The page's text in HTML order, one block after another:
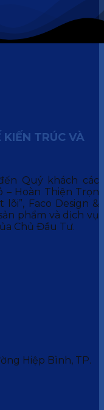
TRÚC VÀ
Quý khách các
– Hoàn Thiện Trọn
Faco Design &
phẩm và dịch vụ
Chủ Đầu Tư.
Hiệp Bình, TP.